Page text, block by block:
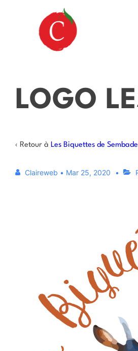
LOGO
‹ Retour à Les Biquettes de
Claireweb • Mar 25, 2020